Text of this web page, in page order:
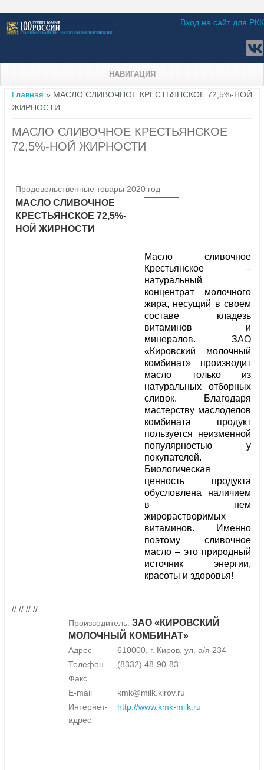
Вход на сайт для РКК
НАВИГАЦИЯ
Вы здесь
Главная » МАСЛО СЛИВОЧНОЕ КРЕСТЬЯНСКОЕ 72,5%-НОЙ
ЖИРНОСТИ
МАСЛО СЛИВОЧНОЕ КРЕСТЬЯНСКОЕ
72,5%-НОЙ ЖИРНОСТИ
Продовольственные товары 2020 год
МАСЛО СЛИВОЧНОЕ
КРЕСТЬЯНСКОЕ 72,5%-
НОЙ ЖИРНОСТИ
Масло сливочное
Крестьянское –
натуральный
концентрат молочного
жира, несущий в своем
составе кладезь
витаминов и
минералов. ЗАО
«Кировский молочный
комбинат» производит
масло только из
натуральных отборных
сливок. Благодаря
мастерству маслоделов
комбината продукт
пользуется неизменной
популярностью у
покупателей.
Биологическая
ценность продукта
обусловлена наличием
в нем
жирорастворимых
витаминов. Именно
поэтому сливочное
масло – это природный
источник энергии,
красоты и здоровья!
// // // //
Производитель: ЗАО «КИРОВСКИЙ
МОЛОЧНЫЙ КОМБИНАТ»
Адрес
610000, г. Киров, ул. а/я 234
Телефон
(8332) 48-90-83
Факс
E-mail
kmk@milk.kirov.ru
Интернет-
адрес
http://www.kmk-milk.ru